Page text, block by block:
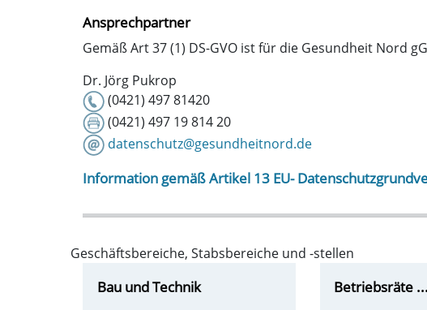
Ansprechpartner
Gemäß Art 37 (1) DS-GVO ist für die Gesundheit Nord
Dr. Jörg Pukrop
(0421) 497 81420
(0421) 497 19 814 20
datenschutz@gesundheitnord.de
Information gemäß Artikel 13 EU-
Geschäftsbereiche, Stabsbereiche und -stellen
Bau und Technik Betriebsräte ...